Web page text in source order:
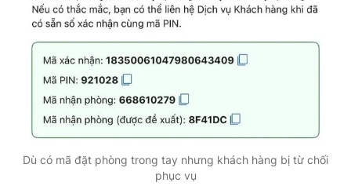
Dù có mã đặt phòng trong tay nhưng khách hàng bị từ chối
phục vụ